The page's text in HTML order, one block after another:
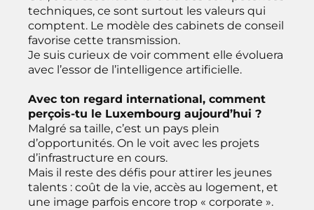
techniques, ce sont surtout les valeurs qui
comptent. Le modèle des cabinets de conseil
favorise cette transmission.
Je suis curieux de voir comment elle évoluera
avec l’essor de l’intelligence artificielle.
Avec ton regard international, comment
perçois-tu le Luxembourg aujourd’hui ?
Malgré sa taille, c’est un pays plein
d’opportunités. On le voit avec les projets
d’infrastructure en cours.
Mais il reste des défis pour attirer les jeunes
talents : coût de la vie, accès au logement, et
une image parfois encore trop « corporate ».